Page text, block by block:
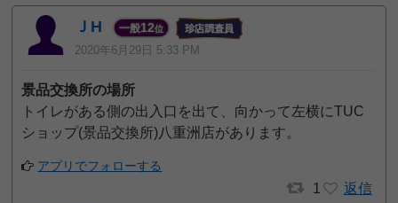
ＪH 一般12位
2020年6月29日 5:33 PM
景品交換所の場所
トイレがある側の出入口を出て、向かって左横にTUC
ショップ(景品交換所)八重洲店があります。
アプリでフォローする
1 返信